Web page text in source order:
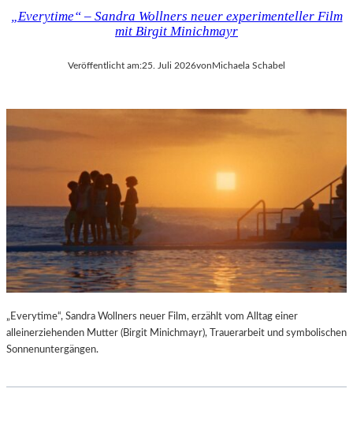
„Everytime“ – Sandra Wollners neuer experimenteller Film
mit Birgit Minichmayr
Veröffentlicht am:25. Juli 2026von Michaela Schabel
„Everytime“, Sandra Wollners neuer Film, erzählt vom Alltag einer
alleinerziehenden Mutter (Birgit Minichmayr), Trauerarbeit und symbolischen
Sonnenuntergängen.